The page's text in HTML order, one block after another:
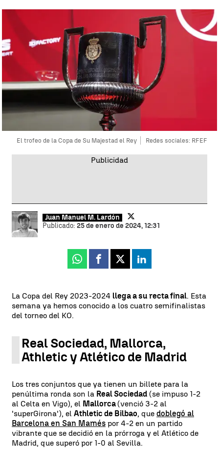
El trofeo de la Copa de Su Majestad el Rey Redes sociales: RFEF
Juan Manuel M. Lardón
Publicado: 25 de enero de 2024, 12:31
Whatsapp
Facebook
X Linkedin
La Copa del Rey 2023-2024 llega a su recta final. Esta
semana ya hemos conocido a los cuatro semifinalistas
del torneo del KO.
Real Sociedad, Mallorca,
Athletic y Atlético de Madrid
Los tres conjuntos que ya tienen un billete para la
penúltima ronda son la Real Sociedad (se impuso 1-2
al Celta en Vigo), el Mallorca(venció 3-2 al
'superGirona'), el Athletic de Bilbao, que doblegó al
Barcelona en San Mamés por 4-2 en un partido
vibrante que se decidió en la prórroga y el Atlético de
Madrid, que superó por 1-0 al Sevilla.